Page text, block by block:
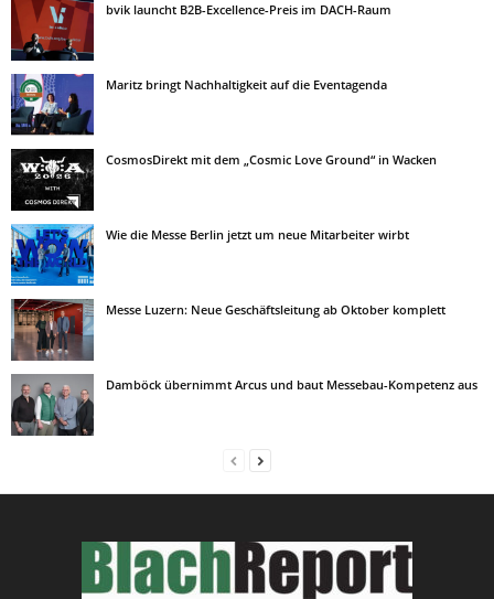
bvik launcht B2B-Excellence-Preis im DACH-Raum
Maritz bringt Nachhaltigkeit auf die Eventagenda
CosmosDirekt mit dem „Cosmic Love Ground“ in Wacken
Wie die Messe Berlin jetzt um neue Mitarbeiter wirbt
Messe Luzern: Neue Geschäftsleitung ab Oktober komplett
Damböck übernimmt Arcus und baut Messebau-Kompetenz aus